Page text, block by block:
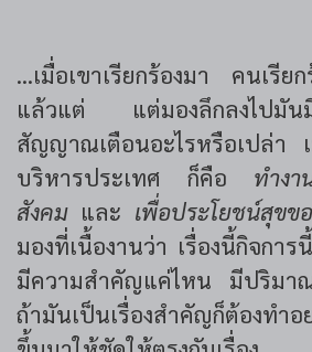
...เมื่อเขาเรียกร้องมา คนเรียก
แล้วแต่ แต่มองลึกลงไปมั
สัญญาณเตือนอะไรหรือเปล่า
บริหารประเทศ ก็คือ ทำงา
สังคม และ เพื่อประโยชน์สุขข
มองที่เนื้องานว่า เรื่องนี้กิจการ
มีความสำคัญแค่ไหน มีปริมาณ
ถ้ามันเป็นเรื่องสำคัญก็ต้องทำอ